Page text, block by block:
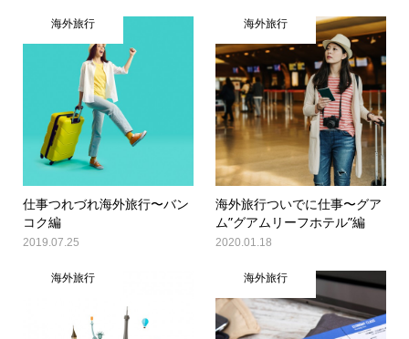
海外旅行
仕事つれづれ海外旅行〜バン
コク編
2019.07.25
海外旅行
海外旅行ついでに仕事〜グア
ム”グアムリーフホテル”編
2020.01.18
海外旅行 海外旅行